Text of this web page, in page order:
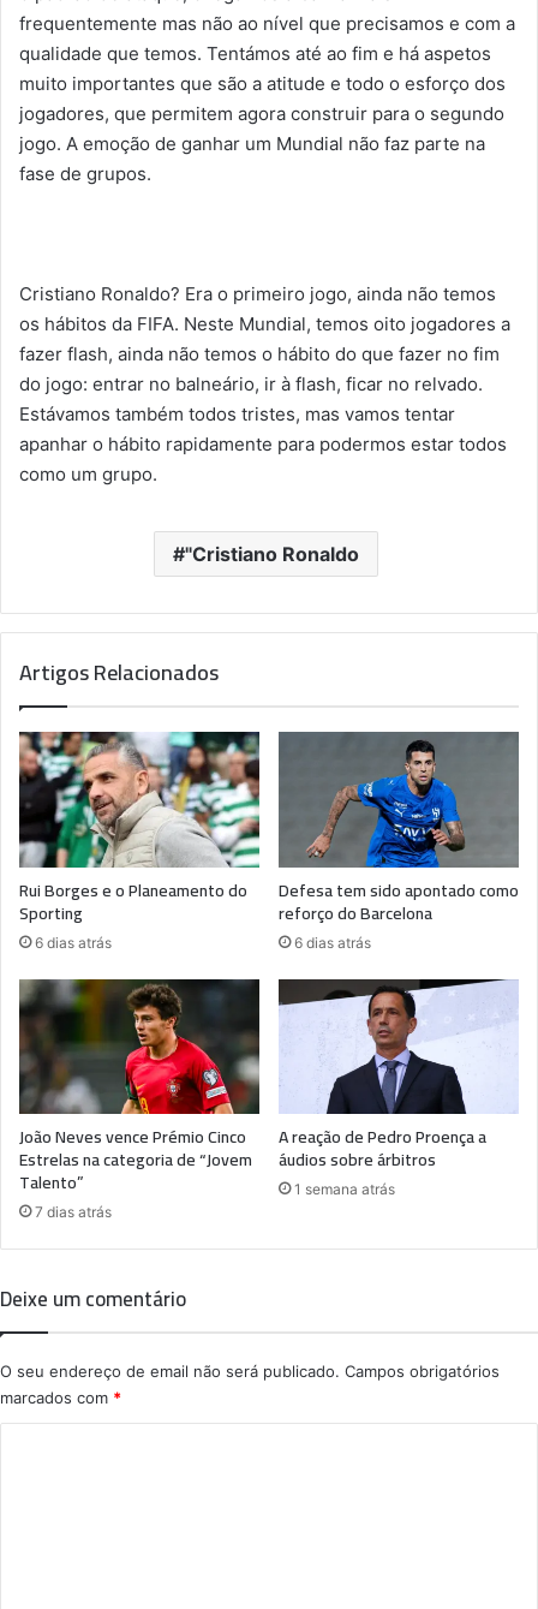
frequentemente mas não ao nível que precisamos e com a
qualidade que temos. Tentámos até ao fim e há aspetos
muito importantes que são a atitude e todo o esforço dos
jogadores, que permitem agora construir para o segundo
jogo. A emoção de ganhar um Mundial não faz parte na
fase de grupos.
Cristiano Ronaldo? Era o primeiro jogo, ainda não temos
os hábitos da FIFA. Neste Mundial, temos oito jogadores a
fazer flash, ainda não temos o hábito do que fazer no fim
do jogo: entrar no balneário, ir à flash, ficar no relvado.
Estávamos também todos tristes, mas vamos tentar
apanhar o hábito rapidamente para podermos estar todos
como um grupo.
"Cristiano Ronaldo
Artigos Relacionados
Rui Borges e o Planeamento do
Sporting
6 dias atrás
Defesa tem sido apontado como
reforço do Barcelona
6 dias atrás
João Neves vence Prémio Cinco
Estrelas na categoria de “Jovem
Talento”
7 dias atrás
A reação de Pedro Proença a
áudios sobre árbitros
1 semana atrás
Deixe um comentário
O seu endereço de email não será publicado. Campos obrigatórios
marcados com *